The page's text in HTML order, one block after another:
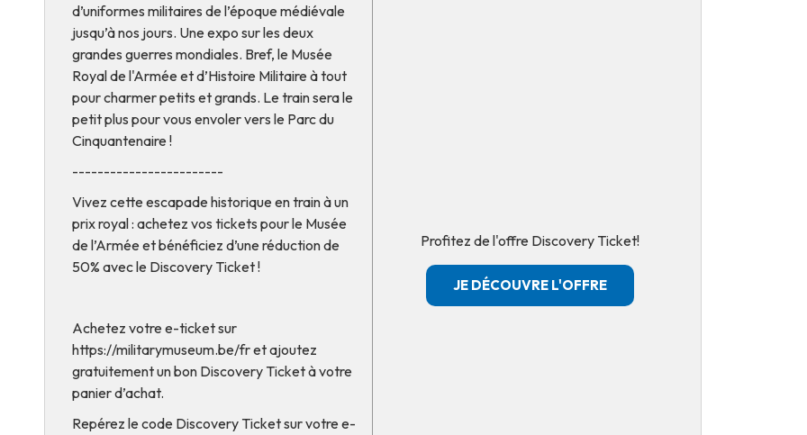
d’uniformes militaires de l’époque médiévale
jusqu’à nos jours. Une expo sur les deux
grandes guerres mondiales. Bref, le Musée
Royal de l'Armée et d’Histoire Militaire à tout
pour charmer petits et grands. Le train sera le
petit plus pour vous envoler vers le Parc du
Cinquantenaire !
------------------------
Vivez cette escapade historique en train à un
prix royal : achetez vos tickets pour le Musée
de l’Armée et bénéficiez d’une réduction de
50% avec le Discovery Ticket !
Achetez votre e-ticket sur
https://militarymuseum.be/fret ajoutez
gratuitement un bon Discovery Ticket à votre
panier d’achat.
Repérez le code Discovery Ticket sur votre e-
Profitez de l'offre Discovery Ticket!
JE DÉCOUVRE L'OFFRE